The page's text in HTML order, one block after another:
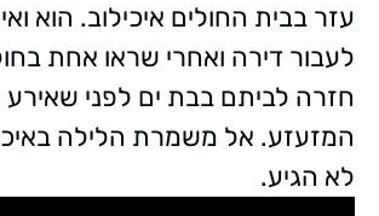
עזר בבית החולים איכילוב. הוא
לעבור דירה ואחרי שראו אחת
חזרה לביתם בבת ים לפני
המזעזע. אל משמרת הלילה
לא הגיע.